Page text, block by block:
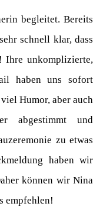
begleitet. Bereits
schnell klar, dass
Ihre unkomplizierte,
haben uns sofort
Humor, aber auch
abgestimmt und
zu etwas
haben wir
können wir Nina
empfehlen!